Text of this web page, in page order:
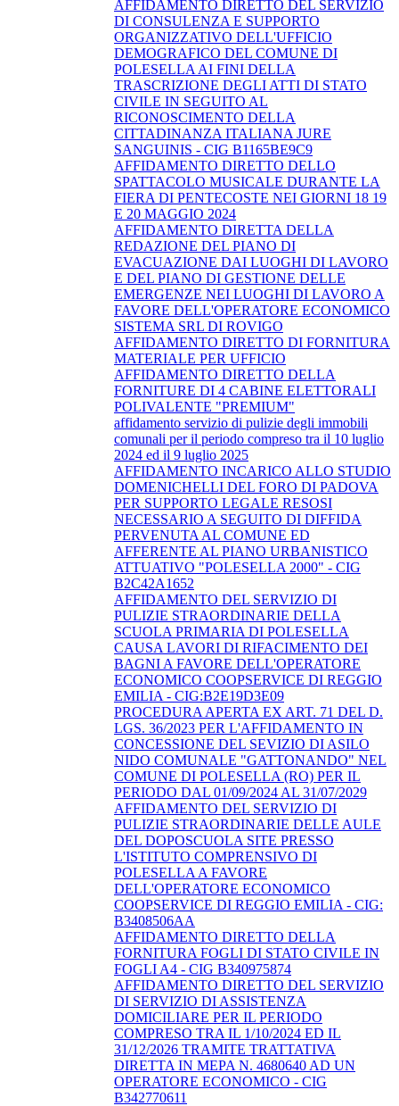
AFFIDAMENTO DIRETTO DEL SERVIZIO
DI CONSULENZA E SUPPORTO
ORGANIZZATIVO DELL'UFFICIO
DEMOGRAFICO DEL COMUNE DI
POLESELLA AI FINI DELLA
TRASCRIZIONE DEGLI ATTI DI STATO
CIVILE IN SEGUITO AL
RICONOSCIMENTO DELLA
CITTADINANZA ITALIANA JURE
SANGUINIS - CIG B1165BE9C9
AFFIDAMENTO DIRETTO DELLO
SPATTACOLO MUSICALE DURANTE LA
FIERA DI PENTECOSTE NEI GIORNI 18 19
E 20 MAGGIO 2024
AFFIDAMENTO DIRETTA DELLA
REDAZIONE DEL PIANO DI
EVACUAZIONE DAI LUOGHI DI LAVORO
E DEL PIANO DI GESTIONE DELLE
EMERGENZE NEI LUOGHI DI LAVORO A
FAVORE DELL'OPERATORE ECONOMICO
SISTEMA SRL DI ROVIGO
AFFIDAMENTO DIRETTO DI FORNITURA
MATERIALE PER UFFICIO
AFFIDAMENTO DIRETTO DELLA
FORNITURE DI 4 CABINE ELETTORALI
POLIVALENTE "PREMIUM"
affidamento servizio di pulizie degli immobili
comunali per il periodo compreso tra il 10 luglio
2024 ed il 9 luglio 2025
AFFIDAMENTO INCARICO ALLO STUDIO
DOMENICHELLI DEL FORO DI PADOVA
PER SUPPORTO LEGALE RESOSI
NECESSARIO A SEGUITO DI DIFFIDA
PERVENUTA AL COMUNE ED
AFFERENTE AL PIANO URBANISTICO
ATTUATIVO "POLESELLA 2000" - CIG
B2C42A1652
AFFIDAMENTO DEL SERVIZIO DI
PULIZIE STRAORDINARIE DELLA
SCUOLA PRIMARIA DI POLESELLA
CAUSA LAVORI DI RIFACIMENTO DEI
BAGNI A FAVORE DELL'OPERATORE
ECONOMICO COOPSERVICE DI REGGIO
EMILIA - CIG:B2E19D3E09
PROCEDURA APERTA EX ART. 71 DEL D.
LGS. 36/2023 PER L'AFFIDAMENTO IN
CONCESSIONE DEL SEVIZIO DI ASILO
NIDO COMUNALE "GATTONANDO" NEL
COMUNE DI POLESELLA (RO) PER IL
PERIODO DAL 01/09/2024 AL 31/07/2029
AFFIDAMENTO DEL SERVIZIO DI
PULIZIE STRAORDINARIE DELLE AULE
DEL DOPOSCUOLA SITE PRESSO
L'ISTITUTO COMPRENSIVO DI
POLESELLA A FAVORE
DELL'OPERATORE ECONOMICO
COOPSERVICE DI REGGIO EMILIA - CIG:
B3408506AA
AFFIDAMENTO DIRETTO DELLA
FORNITURA FOGLI DI STATO CIVILE IN
FOGLI A4 - CIG B340975874
AFFIDAMENTO DIRETTO DEL SERVIZIO
DI SERVIZIO DI ASSISTENZA
DOMICILIARE PER IL PERIODO
COMPRESO TRA IL 1/10/2024 ED IL
31/12/2026 TRAMITE TRATTATIVA
DIRETTA IN MEPA N. 4680640 AD UN
OPERATORE ECONOMICO - CIG
B342770611